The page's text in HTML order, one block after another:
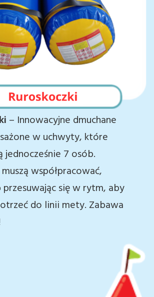
– Innowacyjne dmuchane
w uchwyty, które
jednocześnie 7 osób.
współpracować,
przesuwając się w rytm, aby
do linii mety. Zabawa